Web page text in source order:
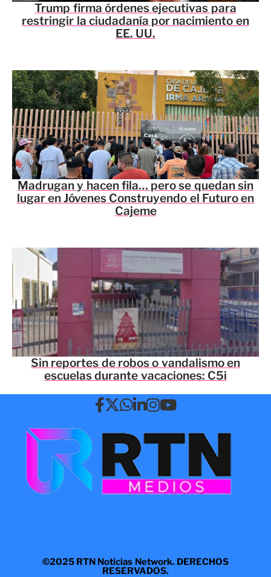
Trump firma órdenes ejecutivas para
restringir la ciudadanía por nacimiento en
EE. UU.
Madrugan y hacen fila… pero se quedan sin
lugar en Jóvenes Construyendo el Futuro en
Cajeme
Sin reportes de robos o vandalismo en
escuelas durante vacaciones: C5i
©2025 RTN Noticias Network. DERECHOS
RESERVADOS.